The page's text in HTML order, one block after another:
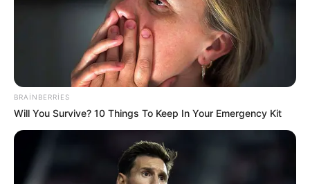
6 avqustda bizi nələr gözləyir? —ULDUZ FALI
Prezidentin fərmanı hansı dəyişikliklərə səbəb
olacaq? - AÇIQLAMA
kütləvi ixtisarlarla bağlı...
BRAINBERRIES
Will You Survive? 10 Things To Keep In Your Emergency Kit